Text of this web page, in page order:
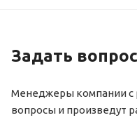
Задать вопрос
Менеджеры компании с
вопросы и произведут